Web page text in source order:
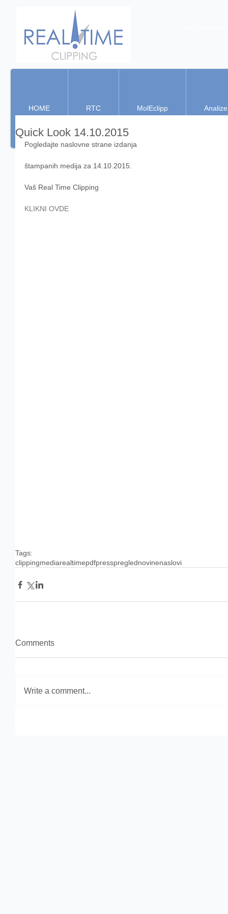
HOME RTC MolEclipp Analize
Quick Look 14.10.2015
Pogledajte naslovne strane izdanja
štampanih medija za 14.10.2015.
Vaš Real Time Clipping
KLIKNI OVDE
Tags:
clippingmediarealtimepdfpresspreglednovinenaslovi
Comments
Write a comment...